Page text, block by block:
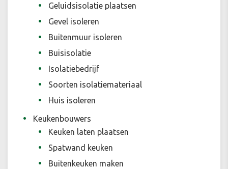
Geluidsisolatie plaatsen
Gevel isoleren
Buitenmuur isoleren
Buisisolatie
Isolatiebedrijf
Soorten isolatiemateriaal
Huis isoleren
Keukenbouwers
Keuken laten plaatsen
Spatwand keuken
Buitenkeuken maken